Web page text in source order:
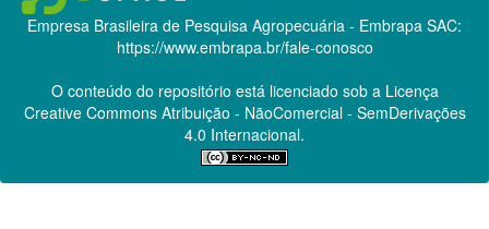
Empresa Brasileira de Pesquisa Agropecuária - Embrapa SAC:
https://www.embrapa.br/fale-conosco
O conteúdo do repositório está licenciado sob a Licença
Creative CommonsAtribuição - NãoComercial - SemDerivações
4.0 Internacional.